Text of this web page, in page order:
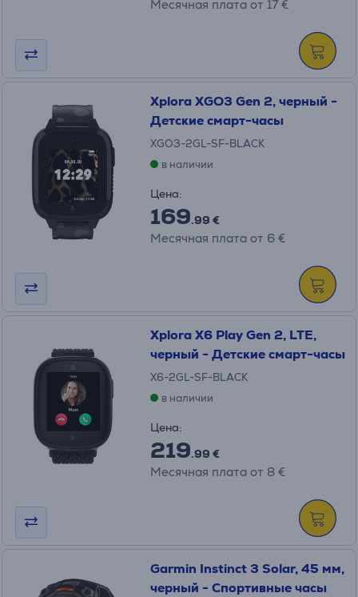
Месячная плата от 17 €
Xplora XGO3 Gen 2, черный -
Детские смарт-часы
XGO3-2GL-SF-BLACK
в наличии
Цена:
169.99 €
Месячная плата от 6 €
Xplora X6 Play Gen 2, LTE,
черный - Детские смарт-часы
X6-2GL-SF-BLACK
в наличии
Цена:
219.99 €
Месячная плата от 8 €
Garmin Instinct 3 Solar, 45 мм,
черный - Спортивные часы